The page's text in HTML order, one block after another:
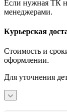
Если нужная ТК
менеджерами.
Курьерская
Стоимость и
оформлении.
Для уточнения